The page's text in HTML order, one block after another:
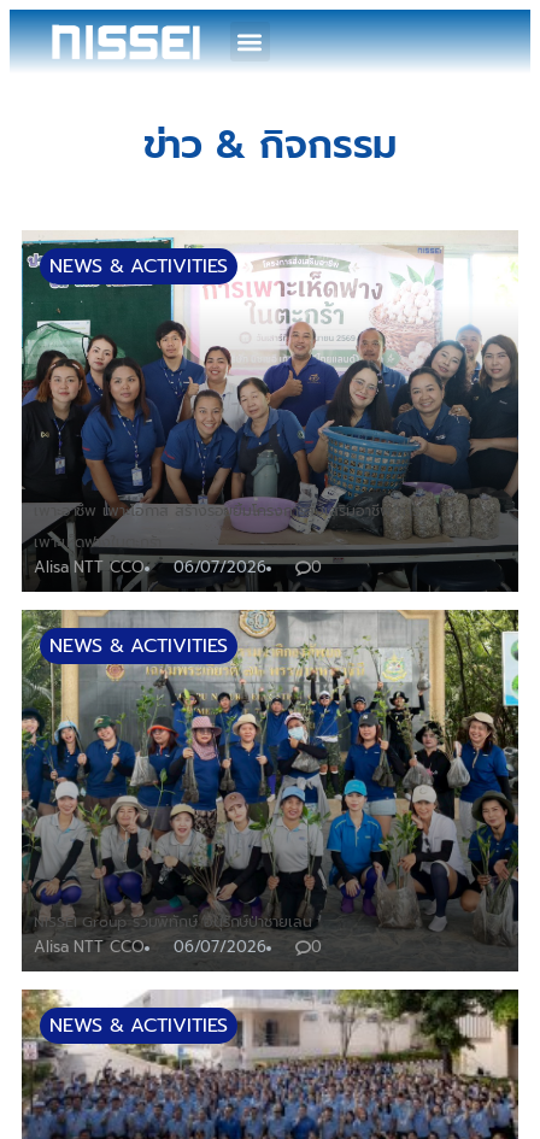
ข่าว & กิจกรรม
เพาะอาชีพ เพาะโอกาส สร้างรอยยิ้มโครงการส่งเสริมอาชีพ การ
เพาะเห็ดฟางในตะกร้า
Alisa NTT CCO
06/07/2026 0
NEWS & ACTIVITIES
NISSEI Group ร่วมพิทักษ์ อนุรักษ์ป่าชายเลน
Alisa NTT CCO
06/07/2026 0
NEWS & ACTIVITIES
NEWS & ACTIVITIES